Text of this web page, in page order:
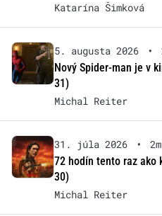
Katarína Šimková
5. augusta 2026 •
Nový Spider-man je v
31)
Michal Reiter
31. júla 2026 •
2m
72 hodín tento raz ako
30)
Michal Reiter